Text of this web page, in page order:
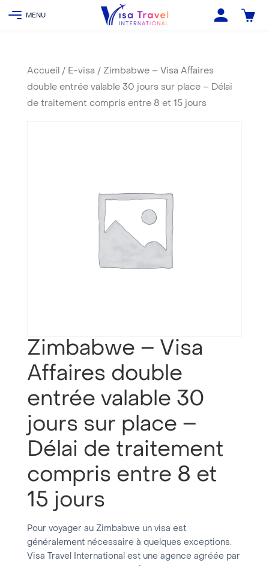
Accueil / E-visa / Zimbabwe – Visa Affaires
double entrée valable 30 jours sur place – Délai
de traitement compris entre 8 et 15 jours
Zimbabwe – Visa
Affaires double
entrée valable 30
jours sur place –
Délai de traitement
compris entre 8 et
15 jours
Pour voyager au Zimbabwe un visa est
généralement nécessaire à quelques exceptions.
Visa Travel International est une agence agréée par